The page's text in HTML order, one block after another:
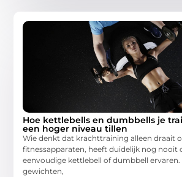
Hoe kettlebells en dumbbells je
een hoger niveau tillen
Wie denkt dat krachttraining alleen draait
fitnessapparaten, heeft duidelijk nog nooit
eenvoudige kettlebell of dumbbell
gewichten,